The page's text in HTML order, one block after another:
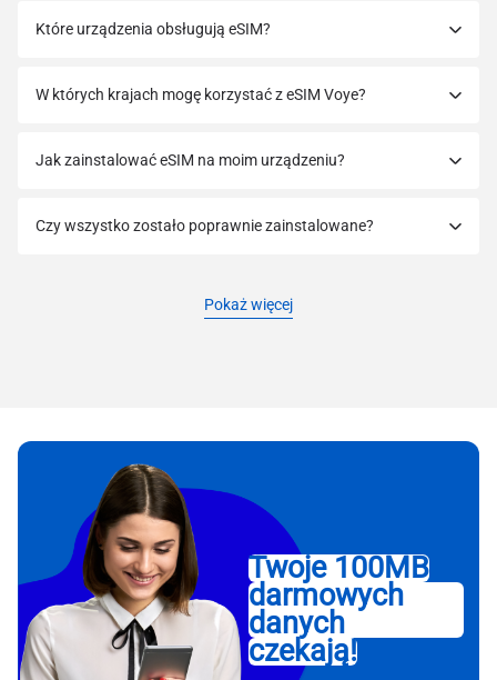
Które urządzenia obsługują eSIM?
W których krajach mogę korzystać z eSIM Voye?
Jak zainstalować eSIM na moim urządzeniu?
Czy wszystko zostało poprawnie zainstalowane?
Pokaż więcej
Twoje 100MB
darmowych
danych
czekają!